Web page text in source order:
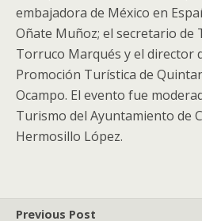
embajadora de México en
Oñate Muñoz; el secretario de
Torruco Marqués y el director
Promoción Turística de
Ocampo. El evento fue
Turismo del Ayuntamiento de
Hermosillo López.
Previous Post